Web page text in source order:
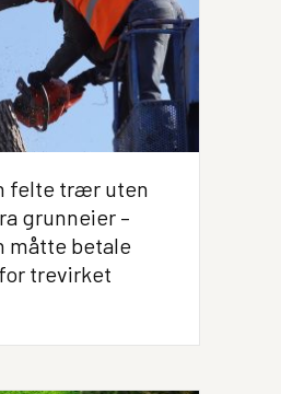
felte trær uten
grunneier –
måtte betale
trevirket